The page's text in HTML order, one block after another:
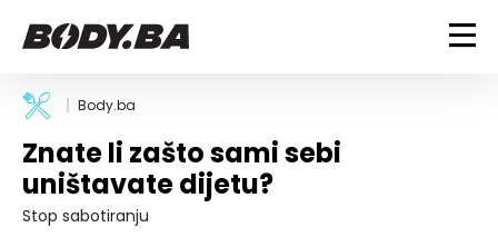
FITNESS
Vježbanje
Mršanje
Discipline
BODYBUILDING
Trening i vježbe
ISHRANA
Body.ba
Znate li zašto sami sebi
uništavate dijetu?
Stop sabotiranju